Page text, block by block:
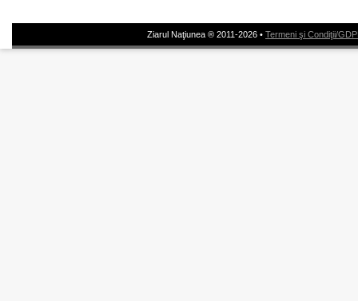
Ziarul Naţiunea ® 2011-2026 • Termeni şi Condiţii/